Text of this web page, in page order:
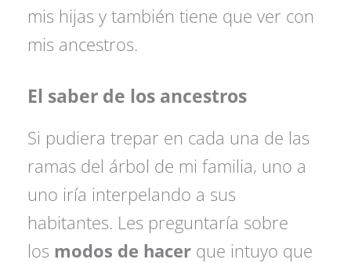
mis hijas y también tiene que ver con
mis ancestros.
El saber de los ancestros
Si pudiera trepar en cada una de las
ramas del árbol de mi familia, uno a
uno iría interpelando a sus
habitantes. Les preguntaría sobre
los modos de hacer que intuyo que